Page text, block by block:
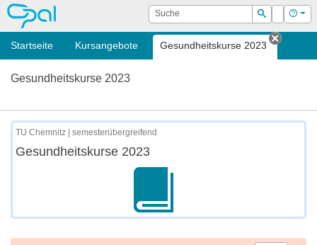
OPAL Suche
Suchen
Login Hilfe
Startseite Kursangebote Gesundheitskurse 2023
Tab
Gesundheitskurse 2023
TU Chemnitz | semesterübergreifend
Gesundheitskurse 2023